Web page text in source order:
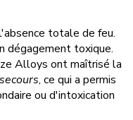
totale de feu.
dégagement toxique.
Alloys ont maîtrisé la
, ce qui a permis
ou d'intoxication